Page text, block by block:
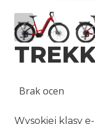
Brak ocen
Wysokiej klasy